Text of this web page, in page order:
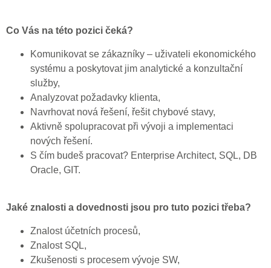
Co Vás na této pozici čeká?
Komunikovat se zákazníky – uživateli ekonomického
systému a poskytovat jim analytické a konzultační
služby,
Analyzovat požadavky klienta,
Navrhovat nová řešení, řešit chybové stavy,
Aktivně spolupracovat při vývoji a implementaci
nových řešení.
S čím budeš pracovat? Enterprise Architect, SQL, DB
Oracle, GIT.
Jaké znalosti a dovednosti jsou pro tuto pozici třeba?
Znalost účetních procesů,
Znalost SQL,
Zkušenosti s procesem vývoje SW,